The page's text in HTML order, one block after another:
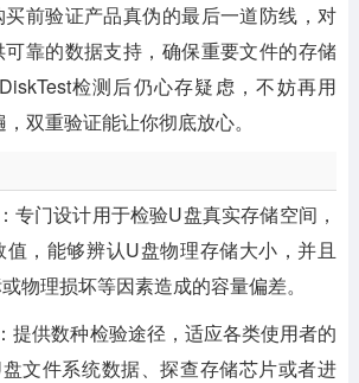
前验证产品真伪的最后一道防线，对
靠的数据支持，确保重要文件的存储
检测后仍心存疑虑，不妨再用
双重验证能让你彻底放心。
专门设计用于检验U盘真实存储空间，
，能够辨认U盘物理存储大小，并且
物理损坏等因素造成的容量偏差。
提供数种检验途径，适应各类使用者的
文件系统数据、探查存储芯片或者进